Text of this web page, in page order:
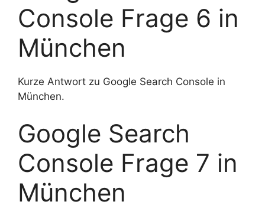
Console Frage 6 in
München
Kurze Antwort zu Google Search Console in
München.
Google Search
Console Frage 7 in
München